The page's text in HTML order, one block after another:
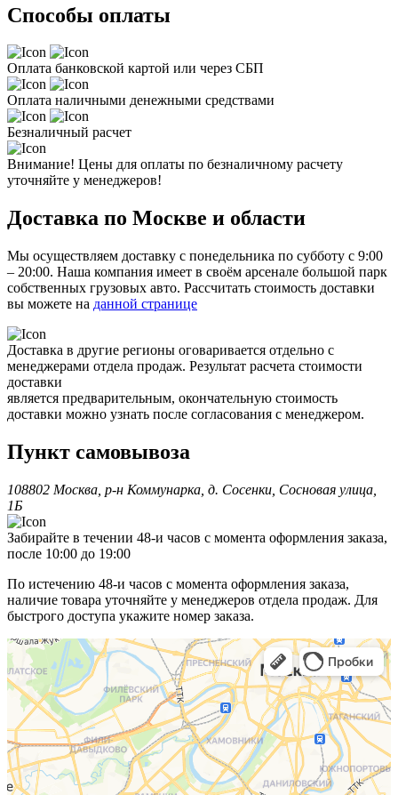
Способы оплаты
Оплата банковской картой или через СБП
Оплата наличными денежными средствами
Безналичный расчет
Внимание! Цены для оплаты по безналичному расчету
уточняйте у менеджеров!
Доставка по Москве и области
Мы осуществляем доставку с понедельника по субботу с 9:00
– 20:00. Наша компания имеет в своём арсенале большой парк
собственных грузовых авто. Рассчитать стоимость доставки
вы можете на данной странице
Доставка в другие регионы оговаривается отдельно с
менеджерами отдела продаж. Результат расчета стоимости
доставки
является предварительным, окончательную стоимость
доставки можно узнать после согласования с менеджером.
Пункт самовывоза
108802 Москва, р-н Коммунарка, д. Сосенки, Сосновая улица,
1Б
Забирайте в течении 48-и часов с момента оформления заказа,
после 10:00 до 19:00
По истечению 48-и часов с момента оформления заказа,
наличие товара уточняйте у менеджеров отдела продаж. Для
быстрого доступа укажите номер заказа.